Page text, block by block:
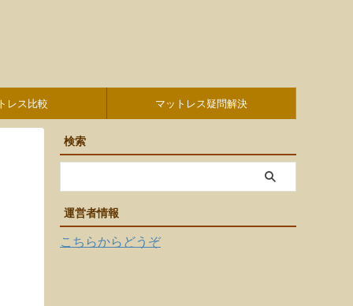
レス比較 マットレス疑問解決
検索
運営者情報
こちらからどうぞ